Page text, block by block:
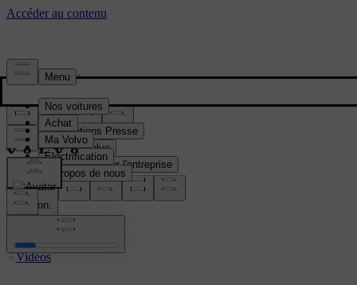
Presse & Médias
Informations Presse
Gamme Volvo
Informations sur l'entreprise
Contacts médias
location:
FR
Vidéos